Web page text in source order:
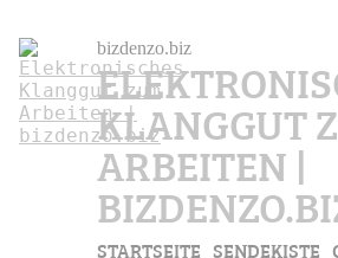
bizdenzo.biz
KLANGGUT
ARBEITEN |
STARTSEITE SENDEKISTE